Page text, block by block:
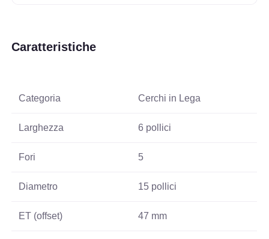
Caratteristiche
Categoria Cerchi in Lega
Larghezza 6 pollici
Fori 5
Diametro 15 pollici
ET (offset) 47 mm